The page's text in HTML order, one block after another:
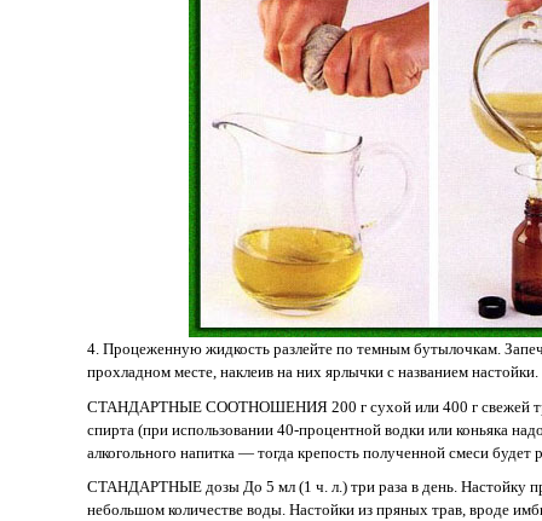
4. Процеженную жидкость разлейте по темным бутылочкам.
прохладном месте, наклеив на них ярлычки с названием настойки.
СТАНДАРТНЫЕ СООТНОШЕНИЯ 200 г сухой или 400 г свежей
спирта (при использовании 40-процентной водки или коньяка
алкогольного напитка — тогда крепость полученной смеси будет
СТАНДАРТНЫЕ дозы До 5 мл (1 ч. л.) три раза в день. Настойку
небольшом количестве воды. Настойки из пряных трав, вроде